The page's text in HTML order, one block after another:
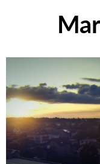
plików
dźwiękowych